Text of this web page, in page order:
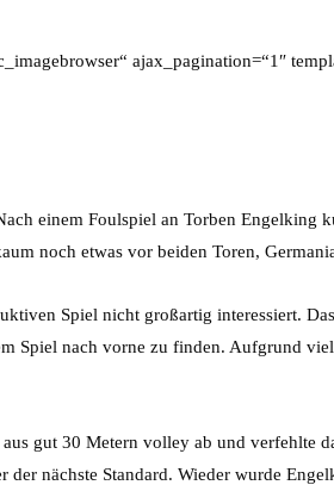
ajax_pagination=“1″
einem Foulspiel an Torben Engelking
noch etwas vor beiden Toren,
Spiel nicht großartig interessiert.
Spiel nach vorne zu finden. Aufgrund
gut 30 Metern volley ab und verfehlte
nächste Standard. Wieder wurde